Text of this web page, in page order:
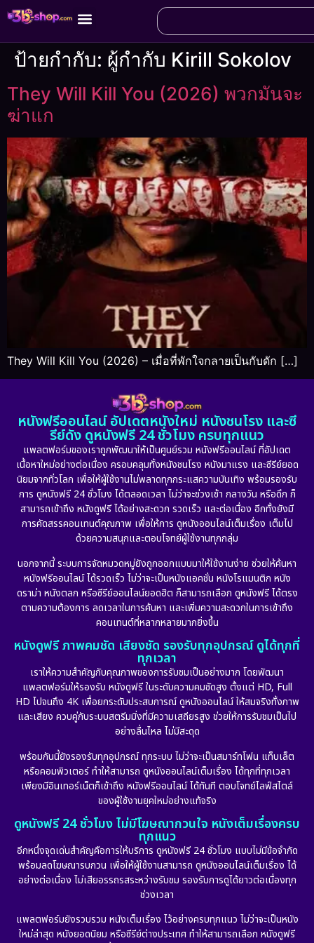
ป้ายกำกับ: ผู้กำกับ Kirill Sokolov
They Will Kill You (2026) พวกมันจะ
ฆ่าแก
They Will Kill You (2026) – เมื่อที่พักใจกลายเป็นกับดัก […]
หนังฟรีออนไลน์ อัปเดตหนังใหม่ หนังชนโรง และซี
รีย์ดัง ดูหนังฟรี 24 ชั่วโมง ครบทุกแนว
แพลตฟอร์มของเราถูกพัฒนาให้เป็นศูนย์รวม หนังฟรีออนไลน์ ที่อัปเดต
เนื้อหาใหม่อย่างต่อเนื่อง ครอบคลุมทั้งหนังชนโรง หนังมาแรง และซีรีย์ยอด
นิยมจากทั่วโลก เพื่อให้ผู้ใช้งานไม่พลาดทุกกระแสความบันเทิง พร้อมรองรับ
การ ดูหนังฟรี 24 ชั่วโมง ได้ตลอดเวลา ไม่ว่าจะช่วงเช้า กลางวัน หรือดึก ก็
สามารถเข้าถึง หนังดูฟรี ได้อย่างสะดวก รวดเร็ว และต่อเนื่อง อีกทั้งยังมี
การคัดสรรคอนเทนต์คุณภาพ เพื่อให้การ ดูหนังออนไลน์เต็มเรื่อง เต็มไป
ด้วยความสนุกและตอบโจทย์ผู้ใช้งานทุกกลุ่ม
นอกจากนี้ ระบบการจัดหมวดหมู่ยังถูกออกแบบมาให้ใช้งานง่าย ช่วยให้ค้นหา
หนังฟรีออนไลน์ ได้รวดเร็ว ไม่ว่าจะเป็นหนังแอคชั่น หนังโรแมนติก หนัง
ดราม่า หนังตลก หรือซีรีย์ออนไลน์ยอดฮิต ก็สามารถเลือก ดูหนังฟรี ได้ตรง
ตามความต้องการ ลดเวลาในการค้นหา และเพิ่มความสะดวกในการเข้าถึง
คอนเทนต์ที่หลากหลายมากยิ่งขึ้น
หนังดูฟรี ภาพคมชัด เสียงชัด รองรับทุกอุปกรณ์ ดูได้ทุกที่
ทุกเวลา
เราให้ความสำคัญกับคุณภาพของการรับชมเป็นอย่างมาก โดยพัฒนา
แพลตฟอร์มให้รองรับ หนังดูฟรี ในระดับความคมชัดสูง ตั้งแต่ HD, Full
HD ไปจนถึง 4K เพื่อยกระดับประสบการณ์ ดูหนังออนไลน์ ให้สมจริงทั้งภาพ
และเสียง ควบคู่กับระบบสตรีมมิ่งที่มีความเสถียรสูง ช่วยให้การรับชมเป็นไป
อย่างลื่นไหล ไม่มีสะดุด
พร้อมกันนี้ยังรองรับทุกอุปกรณ์ ทุกระบบ ไม่ว่าจะเป็นสมาร์ทโฟน แท็บเล็ต
หรือคอมพิวเตอร์ ทำให้สามารถ ดูหนังออนไลน์เต็มเรื่อง ได้ทุกที่ทุกเวลา
เพียงมีอินเทอร์เน็ตก็เข้าถึง หนังฟรีออนไลน์ ได้ทันที ตอบโจทย์ไลฟ์สไตล์
ของผู้ใช้งานยุคใหม่อย่างแท้จริง
ดูหนังฟรี 24 ชั่วโมง ไม่มีโฆษณากวนใจ หนังเต็มเรื่องครบ
ทุกแนว
อีกหนึ่งจุดเด่นสำคัญคือการให้บริการ ดูหนังฟรี 24 ชั่วโมง แบบไม่มีข้อจำกัด
พร้อมลดโฆษณารบกวน เพื่อให้ผู้ใช้งานสามารถ ดูหนังออนไลน์เต็มเรื่อง ได้
อย่างต่อเนื่อง ไม่เสียอรรถรสระหว่างรับชม รองรับการดูได้ยาวต่อเนื่องทุก
ช่วงเวลา
แพลตฟอร์มยังรวบรวม หนังเต็มเรื่อง ไว้อย่างครบทุกแนว ไม่ว่าจะเป็นหนัง
ใหม่ล่าสุด หนังยอดนิยม หรือซีรีย์ต่างประเทศ ทำให้สามารถเลือก หนังดูฟรี